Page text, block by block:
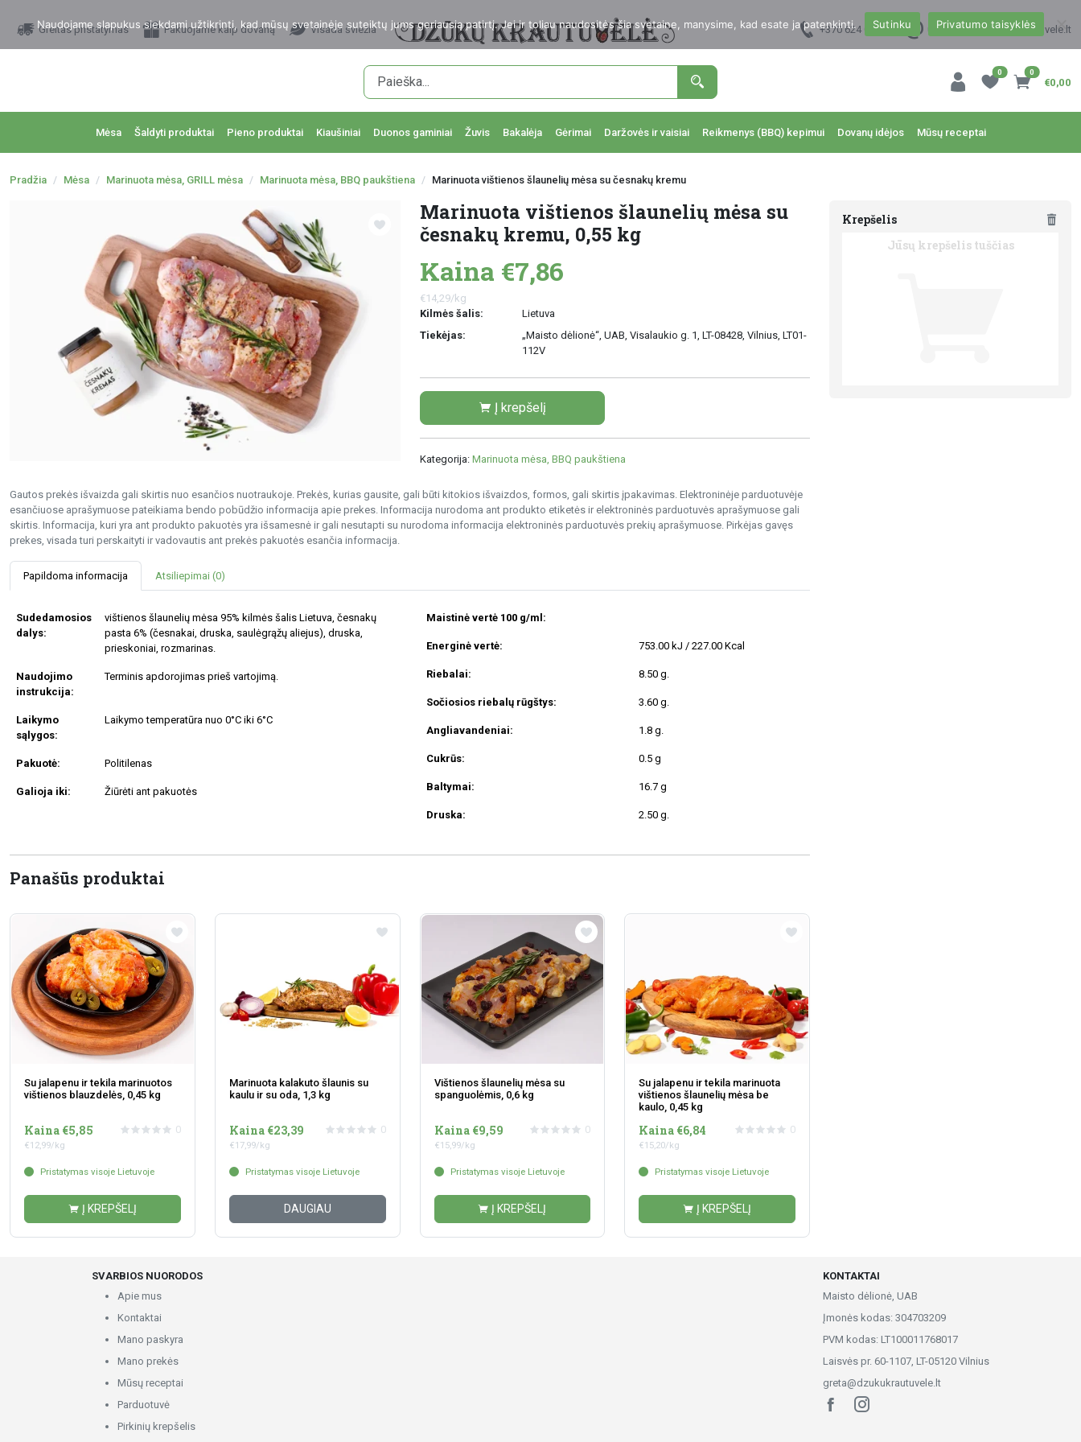
Greitas pristatymas Pakuojame kaip dovaną Visada šviežia +370 624 00988 uzsakymai@dzukukrautuvele.lt
0 0
€0,00
Mėsa Šaldyti produktai Pieno produktai Kiaušiniai Duonos gaminiai Žuvis Bakalėja Gėrimai Daržovės ir vaisiai Reikmenys (BBQ) kepimui Dovanų idėjos Mūsų receptai
Pradžia Mėsa Marinuota mėsa, GRILL mėsa Marinuota mėsa, BBQ paukštiena Marinuota vištienos šlaunelių mėsa su česnakų kremu
Marinuota vištienos šlaunelių mėsa su
česnakų kremu, 0,55 kg
Kaina €7,86
€14,29/kg
Kilmės šalis:
Lietuva
Tiekėjas:
„Maisto dėlionė“, UAB, Visalaukio g. 1, LT-08428, Vilnius, LT01-
112V
Į krepšelį
Kategorija: Marinuota mėsa, BBQ paukštiena
Gautos prekės išvaizda gali skirtis nuo esančios nuotraukoje. Prekės, kurias gausite, gali būti kitokios išvaizdos, formos, gali skirtis įpakavimas. Elektroninėje parduotuvėje
esančiuose aprašymuose pateikiama bendo pobūdžio informacija apie prekes. Informacija nurodoma ant produkto etiketės ir elektroninės parduotuvės aprašymuose gali
skirtis. Informacija, kuri yra ant produkto pakuotės yra išsamesnė ir gali nesutapti su nurodoma informacija elektroninės parduotuvės prekių aprašymuose. Pirkėjas gavęs
prekes, visada turi perskaityti ir vadovautis ant prekės pakuotės esančia informacija.
Papildoma informacija Atsiliepimai (0)
Sudedamosios
dalys:
vištienos šlaunelių mėsa 95% kilmės šalis Lietuva, česnakų
pasta 6% (česnakai, druska, saulėgrąžų aliejus), druska,
prieskoniai, rozmarinas.
Naudojimo
instrukcija:
Terminis apdorojimas prieš vartojimą.
Laikymo
sąlygos:
Laikymo temperatūra nuo 0°C iki 6°C
Pakuotė: Politilenas
Galioja iki: Žiūrėti ant pakuotės
Maistinė vertė 100 g/ml:
Energinė vertė: 753.00 kJ / 227.00 Kcal
Riebalai: 8.50 g.
Sočiosios riebalų rūgštys: 3.60 g.
Angliavandeniai: 1.8 g.
Cukrūs: 0.5 g
Baltymai: 16.7 g
Druska: 2.50 g.
Panašūs produktai
Su jalapenu ir tekila marinuotos
vištienos blauzdelės, 0,45 kg
Kaina €5,85
€12,99/kg
0
Pristatymas visoje Lietuvoje
Į KREPŠELĮ
Marinuota kalakuto šlaunis su
kaulu ir su oda, 1,3 kg
Kaina €23,39
€17,99/kg
0
Pristatymas visoje Lietuvoje
DAUGIAU
Vištienos šlaunelių mėsa su
spanguolėmis, 0,6 kg
Kaina €9,59
€15,99/kg
0
Pristatymas visoje Lietuvoje
Į KREPŠELĮ
Su jalapenu ir tekila marinuota
vištienos šlaunelių mėsa be
kaulo, 0,45 kg
Kaina €6,84
€15,20/kg
0
Pristatymas visoje Lietuvoje
Į KREPŠELĮ
Krepšelis
Jūsų krepšelis tuščias
SVARBIOS NUORODOS
Apie mus
Kontaktai
Mano paskyra
Mano prekės
Mūsų receptai
Parduotuvė
Pirkinių krepšelis
KONTAKTAI
Maisto dėlionė, UAB
Įmonės kodas: 304703209
PVM kodas: LT100011768017
Laisvės pr. 60-1107, LT-05120 Vilnius
greta@dzukukrautuvele.lt
Naudojame slapukus siekdami užtikrinti, kad mūsų svetainėje suteiktų jums geriausią patirtį. Jei ir toliau naudositės šia svetaine, manysime, kad esate ja patenkinti. Sutinku Privatumo taisyklės